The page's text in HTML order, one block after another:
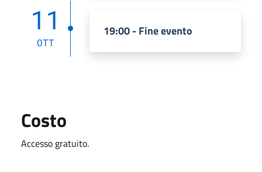
11
OTT
19:00 - Fine evento
Costo
Accesso gratuito.